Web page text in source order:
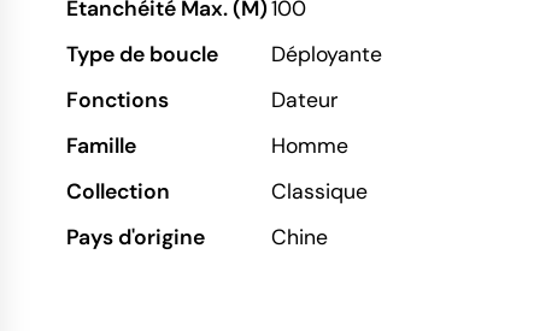
Etanchéité Max. (M)100
Type de boucle
Déployante
Fonctions
Dateur
Famille
Homme
Collection
Classique
Pays d'origine
Chine